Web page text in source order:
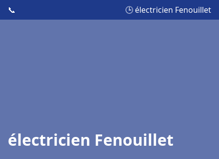
📞 🕒 électricien Fenouillet
électricien Fenouillet